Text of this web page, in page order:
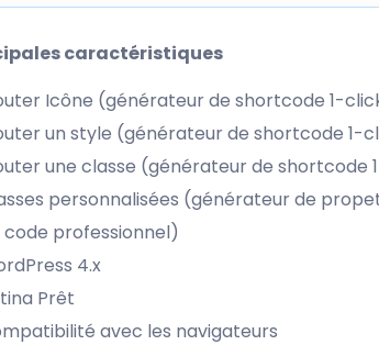
caractéristiques
Icône (générateur de shortcode 1-
un style (générateur de shortcode 1-
une classe (générateur de shortcode
personnalisées (générateur de
code professionnel)
4.x
Prêt
avec les navigateurs